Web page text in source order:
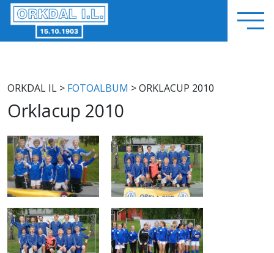
ORKDAL IL > FOTOALBUM > ORKLACUP 2010
Orklacup 2010